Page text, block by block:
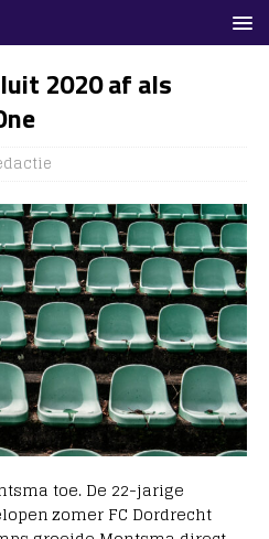
2020 af als
toe. De 22-jarige
zomer FC Dordrecht